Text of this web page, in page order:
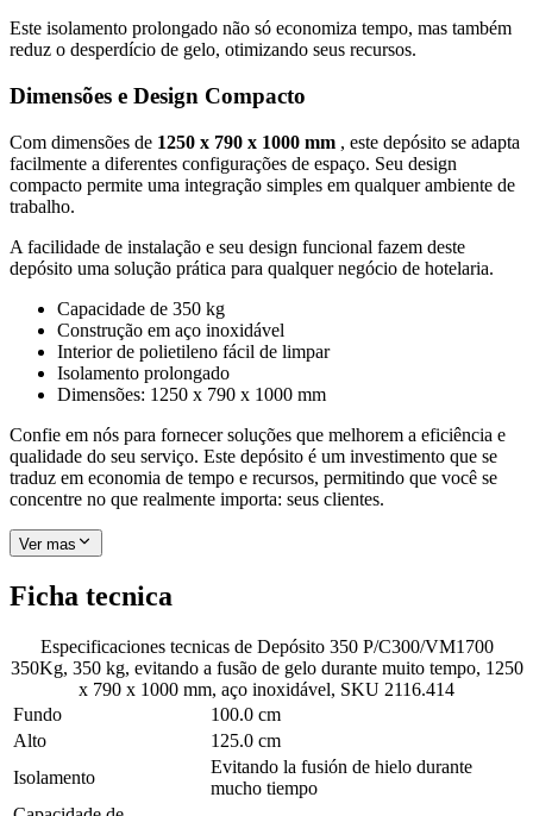
Este isolamento prolongado não só economiza tempo, mas também
reduz o desperdício de gelo, otimizando seus recursos.
Dimensões e Design Compacto
Com dimensões de 1250 x 790 x 1000 mm , este depósito se adapta
facilmente a diferentes configurações de espaço. Seu design
compacto permite uma integração simples em qualquer ambiente de
trabalho.
A facilidade de instalação e seu design funcional fazem deste
depósito uma solução prática para qualquer negócio de hotelaria.
Capacidade de 350 kg
Construção em aço inoxidável
Interior de polietileno fácil de limpar
Isolamento prolongado
Dimensões: 1250 x 790 x 1000 mm
Confie em nós para fornecer soluções que melhorem a eficiência e
qualidade do seu serviço. Este depósito é um investimento que se
traduz em economia de tempo e recursos, permitindo que você se
concentre no que realmente importa: seus clientes.
Ver mas
Ficha tecnica
Especificaciones tecnicas de Depósito 350 P/C300/VM1700
350Kg, 350 kg, evitando a fusão de gelo durante muito tempo, 1250
x 790 x 1000 mm, aço inoxidável, SKU 2116.414
Fundo
100.0 cm
Alto
125.0 cm
Isolamento
Evitando la fusión de hielo durante
mucho tiempo